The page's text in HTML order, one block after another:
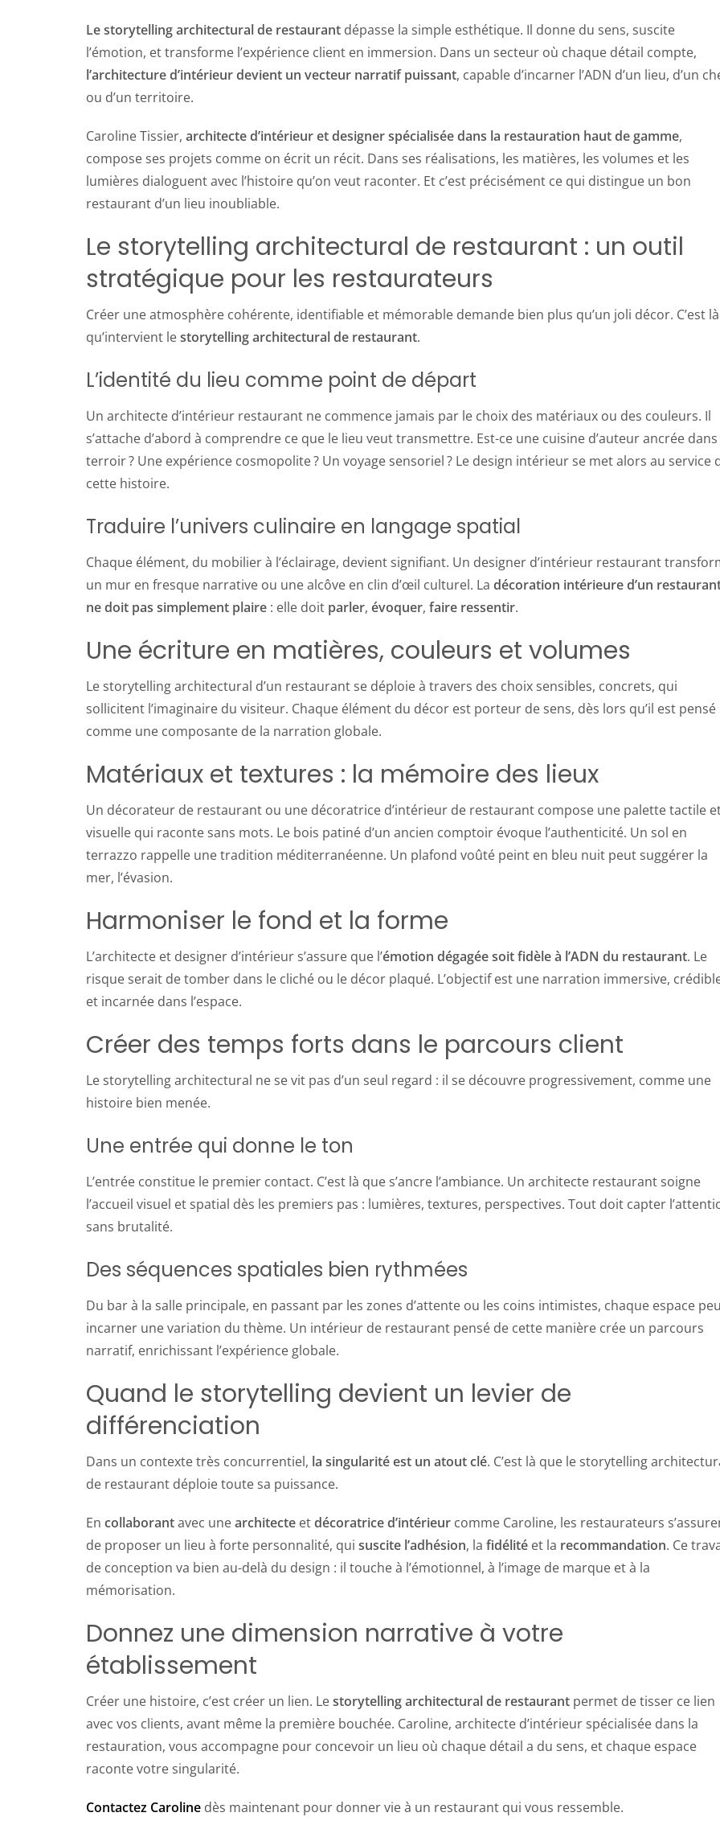
Le storytelling architectural de restaurant dépasse la simple esthétique. Il donne du sens, suscite
l’émotion, et transforme l’expérience client en immersion. Dans un secteur où chaque détail compte,
l’architecture d’intérieur devient un vecteur narratif puissant, capable d’incarner l’ADN d’un lieu, d’un
ou d’un territoire.
Caroline Tissier, architecte d’intérieur et designer spécialisée dans la restauration haut de gamme,
compose ses projets comme on écrit un récit. Dans ses réalisations, les matières, les volumes et les
lumières dialoguent avec l’histoire qu’on veut raconter. Et c’est précisément ce qui distingue un bon
restaurant d’un lieu inoubliable.
Le storytelling architectural de restaurant : un outil
stratégique pour les restaurateurs
Créer une atmosphère cohérente, identifiable et mémorable demande bien plus qu’un joli décor. C’est là
qu’intervient lestorytelling architectural de restaurant.
L’identité du lieu comme point de départ
Un architecte d’intérieur restaurant ne commence jamais par le choix des matériaux ou des couleurs. Il
s’attache d’abord à comprendre ce que le lieu veut transmettre. Est-ce une cuisine d’auteur ancrée
terroir ? Une expérience cosmopolite ? Un voyage sensoriel ? Le design intérieur se met alors au service
cette histoire.
Traduire l’univers culinaire en langage spatial
Chaque élément, du mobilier à l’éclairage, devient signifiant. Un designer d’intérieur restaurant
un mur en fresque narrative ou une alcôve en clin d’œil culturel. La décoration intérieure d’un
ne doit pas simplement plaire : elle doit parler, évoquer, faire ressentir.
Une écriture en matières, couleurs et volumes
Le storytelling architectural d’un restaurant se déploie à travers des choix sensibles, concrets, qui
sollicitent l’imaginaire du visiteur. Chaque élément du décor est porteur de sens, dès lors qu’il est pensé
comme une composante de la narration globale.
Matériaux et textures : la mémoire des lieux
Un décorateur de restaurant ou une décoratrice d’intérieur de restaurant compose une palette tactile
visuelle qui raconte sans mots. Le bois patiné d’un ancien comptoir évoque l’authenticité. Un sol en
terrazzo rappelle une tradition méditerranéenne. Un plafond voûté peint en bleu nuit peut suggérer la
mer, l’évasion.
Harmoniser le fond et la forme
L’architecte et designer d’intérieur s’assure que l’émotion dégagée soit fidèle à l’ADN du restaurant. Le
risque serait de tomber dans le cliché ou le décor plaqué. L’objectif est une narration immersive,
et incarnée dans l’espace.
Créer des temps forts dans le parcours client
Le storytelling architectural ne se vit pas d’un seul regard : il se découvre progressivement, comme une
histoire bien menée.
Une entrée qui donne le ton
L’entrée constitue le premier contact. C’est là que s’ancre l’ambiance. Un architecte restaurant soigne
l’accueil visuel et spatial dès les premiers pas : lumières, textures, perspectives. Tout doit capter
sans brutalité.
Des séquences spatiales bien rythmées
Du bar à la salle principale, en passant par les zones d’attente ou les coins intimistes, chaque espace
incarner une variation du thème. Un intérieur de restaurant pensé de cette manière crée un parcours
narratif, enrichissant l’expérience globale.
Quand le storytelling devient un levier de
différenciation
Dans un contexte très concurrentiel, la singularité est un atout clé. C’est là que le storytelling
de restaurant déploie toute sa puissance.
En collaborantavec unearchitecte etdécoratriced’intérieur comme Caroline, les restaurateurs
de proposer un lieu à forte personnalité, qui suscite l’adhésion, la fidélité et la recommandation. Ce
de conception va bien au-delà du design : il touche à l’émotionnel, à l’image de marque et à la
mémorisation.
Donnez une dimension narrative à votre
établissement
Créer une histoire, c’est créer un lien. Lestorytelling architectural de restaurant permet de tisser ce lien
avec vos clients, avant même la première bouchée. Caroline, architecte d’intérieur spécialisée dans la
restauration, vous accompagne pour concevoir un lieu où chaque détail a du sens, et chaque espace
raconte votre singularité.
Contactez Caroline dès maintenant pour donner vie à un restaurant qui vous ressemble.